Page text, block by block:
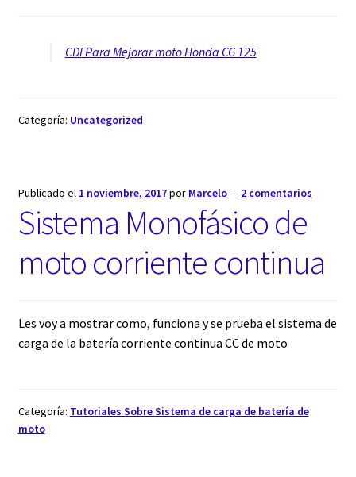
CDI Para Mejorar moto Honda CG 125
Categoría: Uncategorized
Publicado el 1 noviembre, 2017por Marcelo— 2 comentarios
Sistema Monofásico de
moto corriente continua
Les voy a mostrar como, funciona y se prueba el sistema de
carga de la batería corriente continua CC de moto
Categoría: Tutoriales Sobre Sistema de carga de batería de
moto